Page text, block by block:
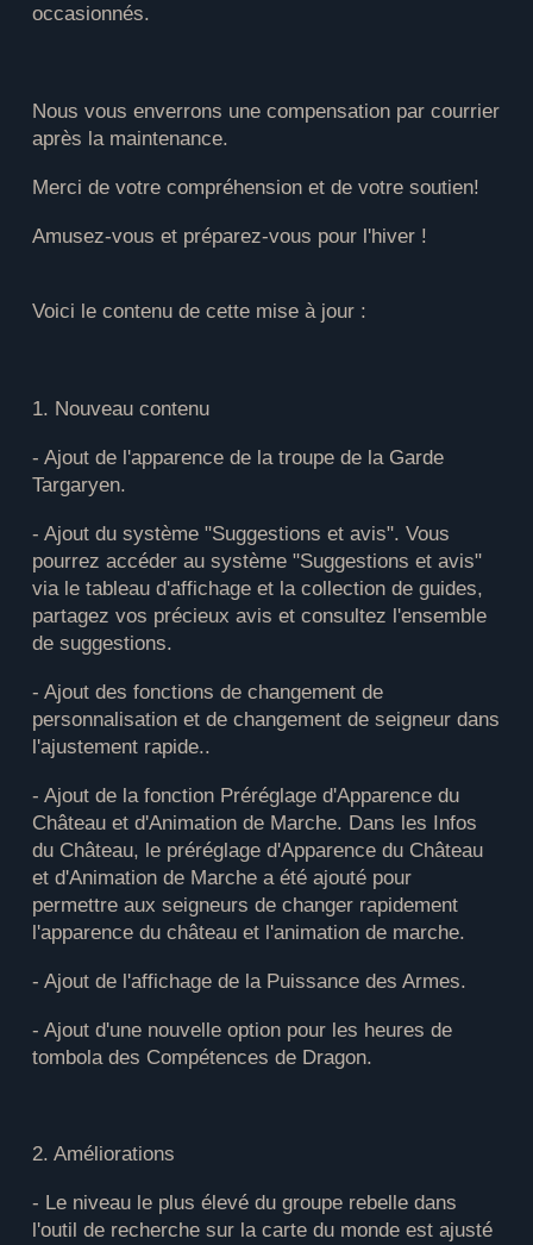
occasionnés.
Nous vous enverrons une compensation par courrier
après la maintenance.
Merci de votre compréhension et de votre soutien!
Amusez-vous et préparez-vous pour l'hiver !
Voici le contenu de cette mise à jour :
1. Nouveau contenu
- Ajout de l'apparence de la troupe de la Garde
Targaryen.
- Ajout du système "Suggestions et avis". Vous
pourrez accéder au système "Suggestions et avis"
via le tableau d'affichage et la collection de guides,
partagez vos précieux avis et consultez l'ensemble
de suggestions.
- Ajout des fonctions de changement de
personnalisation et de changement de seigneur dans
l'ajustement rapide..
- Ajout de la fonction Préréglage d'Apparence du
Château et d'Animation de Marche. Dans les Infos
du Château, le préréglage d'Apparence du Château
et d'Animation de Marche a été ajouté pour
permettre aux seigneurs de changer rapidement
l'apparence du château et l'animation de marche.
- Ajout de l'affichage de la Puissance des Armes.
- Ajout d'une nouvelle option pour les heures de
tombola des Compétences de Dragon.
2. Améliorations
- Le niveau le plus élevé du groupe rebelle dans
l'outil de recherche sur la carte du monde est ajusté